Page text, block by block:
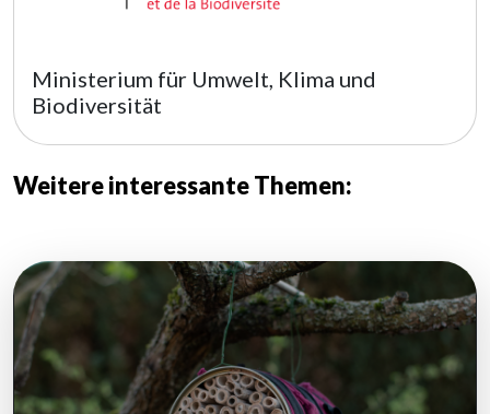
Ministerium für Umwelt, Klima und
Biodiversität
Weitere interessante Themen: